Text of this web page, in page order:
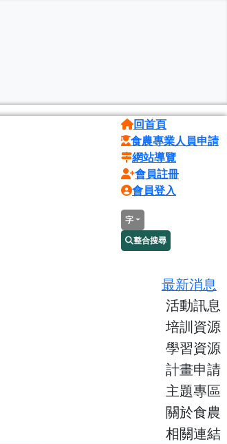
回首頁
食農專業人員申請
網站導覽
會員註冊
會員登入
字
整合搜尋
最新消息
活動訊息
培訓資源
學習資源
計畫申請
主題專區
關於食農
相關連結